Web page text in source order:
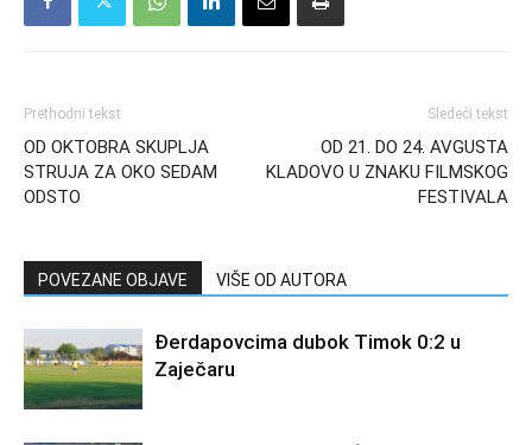
Prethodni tekst
OD OKTOBRA SKUPLJA
STRUJA ZA OKO SEDAM
ODSTO
Sledeći tekst
OD 21. DO 24. AVGUSTA
KLADOVO U ZNAKU FILMSKOG
FESTIVALA
POVEZANE OBJAVE VIŠE OD AUTORA
Đerdapovcima dubok Timok 0:2 u
Zaječaru